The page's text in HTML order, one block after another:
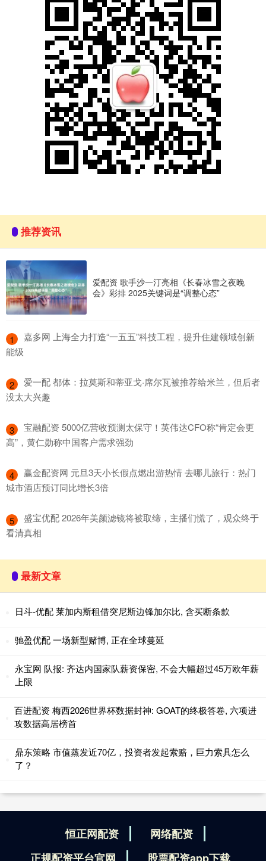
推荐资讯
爱配资 歌手沙一汀亮相《长春冰雪之夜晚
会》彩排 2025关键词是“调整心态”
1
​嘉多网 上海全力打造“一五五”科技工程，提升住建领域创新
能级
2
​爱一配 都体：拉莫斯和蒂亚戈·席尔瓦被推荐给米兰，但后者
没太大兴趣
3
​宝融配资 5000亿营收预测太保守！英伟达CFO称“肯定会更
高”，黄仁勋称中国客户需求强劲
4
​赢金配资网 元旦3天小长假点燃出游热情 去哪儿旅行：热门
城市酒店预订同比增长3倍
5
​盛宝优配 2026年美颜滤镜将被取缔，主播们慌了，观众终于
看清真相
最新文章
日斗-优配 莱加内斯租借突尼斯边锋加尔比, 含买断条款
驰盈优配 一场新型赌博, 正在全球蔓延
永宝网 队报: 齐达内国家队薪资保密, 不会大幅超过45万欧年薪
上限
百进配资 梅西2026世界杯数据封神: GOAT的终极答卷, 六项进
攻数据高居榜首
鼎东策略 市值蒸发近70亿，投资者发起索赔，巨力索具怎么
了？
恒正网配资
网络配资
正规配资平台官网
股票配资app下载